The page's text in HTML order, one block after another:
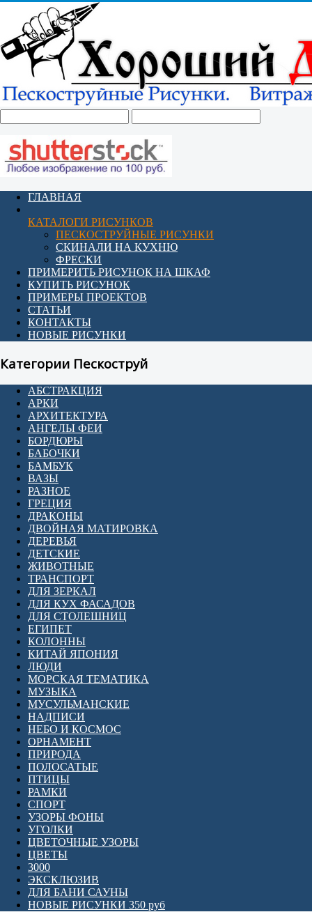
ГЛАВНАЯ
КАТАЛОГИ РИСУНКОВ
ПЕСКОСТРУЙНЫЕ РИСУНКИ
СКИНАЛИ НА КУХНЮ
ФРЕСКИ
ПРИМЕРИТЬ РИСУНОК НА ШКАФ
КУПИТЬ РИСУНОК
ПРИМЕРЫ ПРОЕКТОВ
СТАТЬИ
КОНТАКТЫ
НОВЫЕ РИСУНКИ
Категории Пескоструй
АБСТРАКЦИЯ
АРКИ
АРХИТЕКТУРА
АНГЕЛЫ ФЕИ
БОРДЮРЫ
БАБОЧКИ
БАМБУК
ВАЗЫ
РАЗНОЕ
ГРЕЦИЯ
ДРАКОНЫ
ДВОЙНАЯ МАТИРОВКА
ДЕРЕВЬЯ
ДЕТСКИЕ
ЖИВОТНЫЕ
ТРАНСПОРТ
ДЛЯ ЗЕРКАЛ
ДЛЯ КУХ ФАСАДОВ
ДЛЯ СТОЛЕШНИЦ
ЕГИПЕТ
КОЛОННЫ
КИТАЙ ЯПОНИЯ
ЛЮДИ
МОРСКАЯ ТЕМАТИКА
МУЗЫКА
МУСУЛЬМАНСКИЕ
НАДПИСИ
НЕБО И КОСМОС
ОРНАМЕНТ
ПРИРОДА
ПОЛОСАТЫЕ
ПТИЦЫ
РАМКИ
СПОРТ
УЗОРЫ ФОНЫ
УГОЛКИ
ЦВЕТОЧНЫЕ УЗОРЫ
ЦВЕТЫ
3000
ЭКСКЛЮЗИВ
ДЛЯ БАНИ САУНЫ
НОВЫЕ РИСУНКИ 350 руб